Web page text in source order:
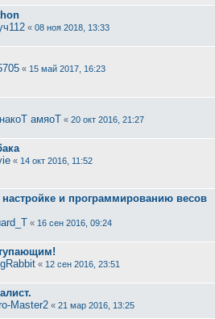
« 08 ноя 2018, 13:33
« 15 май 2017, 16:23
амяоТ « 20 окт 2016, 21:27
« 14 окт 2016, 11:52
и программированию весов
« 16 сен 2016, 09:24
« 12 сен 2016, 23:51
Master2 « 21 мар 2016, 13:25